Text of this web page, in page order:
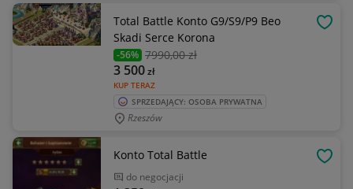
Total Battle Konto G9/S9/P9 Beo
Skadi Serce Korona
-56% 7990,00 zł
KUP TERAZ
3 500zł
SPRZEDAJĄCY: OSOBA PRYWATNA
Rzeszów
Konto Total Battle
do negocjacji